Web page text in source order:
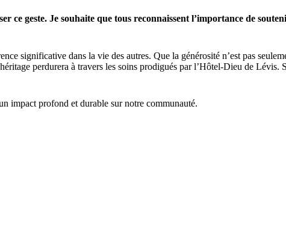
ce geste. Je souhaite que tous reconnaissent l’importance de
significative dans la vie des autres. Que la générosité n’est pas
perdurera à travers les soins prodigués par l’Hôtel-Dieu de Lévis.
impact profond et durable sur notre communauté.